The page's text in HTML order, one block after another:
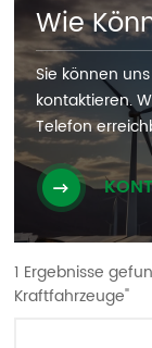
Wie
Sie können
kontaktieren.
Telefon
1 Ergebnisse
Kraftfahrzeuge"